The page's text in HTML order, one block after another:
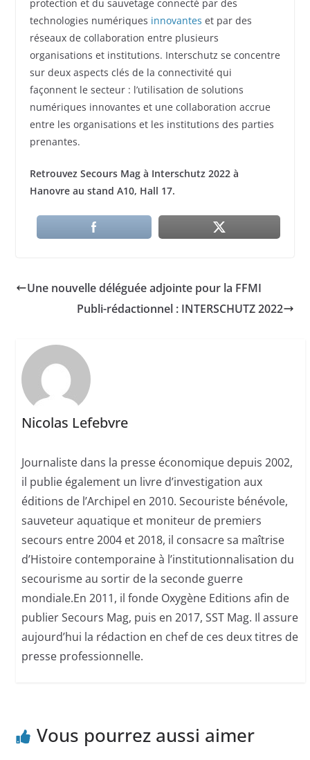
protection et du sauvetage connecté par des
technologies numériques innovantes et par des
réseaux de collaboration entre plusieurs
organisations et institutions. Interschutz se concentre
sur deux aspects clés de la connectivité qui
façonnent le secteur : l’utilisation de solutions
numériques innovantes et une collaboration accrue
entre les organisations et les institutions des parties
prenantes.
Retrouvez Secours Mag à Interschutz 2022 à
Hanovre au stand A10, Hall 17.
Une nouvelle déléguée adjointe pour la FFMI
Publi-rédactionnel : INTERSCHUTZ 2022
Nicolas Lefebvre
Journaliste dans la presse économique depuis 2002,
il publie également un livre d’investigation aux
éditions de l’Archipel en 2010. Secouriste bénévole,
sauveteur aquatique et moniteur de premiers
secours entre 2004 et 2018, il consacre sa maîtrise
d’Histoire contemporaine à l’institutionnalisation du
secourisme au sortir de la seconde guerre
mondiale.En 2011, il fonde Oxygène Editions afin de
publier Secours Mag, puis en 2017, SST Mag. Il assure
aujourd’hui la rédaction en chef de ces deux titres de
presse professionnelle.
Vous pourrez aussi aimer